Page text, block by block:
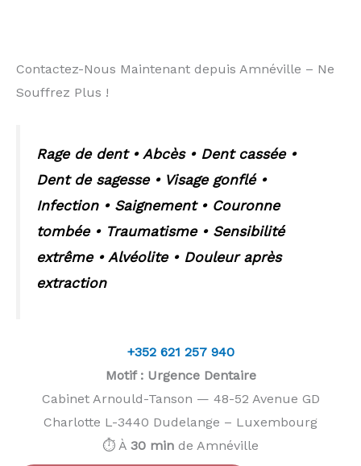
Contactez-Nous Maintenant depuis Amnéville – Ne
Souffrez Plus !
Rage de dent • Abcès • Dent cassée •
Dent de sagesse • Visage gonflé •
Infection • Saignement • Couronne
tombée • Traumatisme • Sensibilité
extrême • Alvéolite • Douleur après
extraction
+352 621 257 940
Motif : Urgence Dentaire
Cabinet Arnould-Tanson — 48-52 Avenue GD
Charlotte L-3440 Dudelange – Luxembourg
⏱️ À 30 min de Amnéville